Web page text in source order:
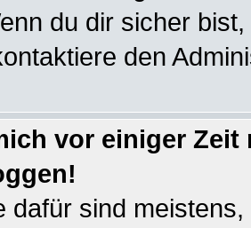
du dir sicher
den
vor einiger
dafür sind